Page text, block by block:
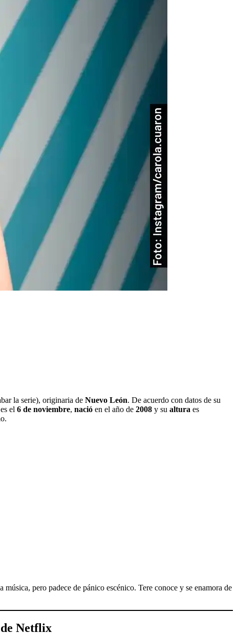
la serie), originaria de Nuevo León. De acuerdo con datos de su
es el 6 de noviembre, nació en el año de 2008 y su altura es
pero padece de pánico escénico. Tere conoce y se enamora de
Netflix